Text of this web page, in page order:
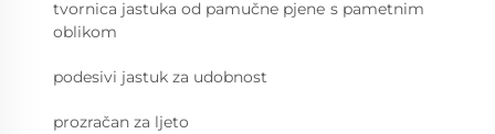
tvornica jastuka od pamučne pjenе s pametnim
oblikom
podesivi jastuk za udobnost
prozračan za ljeto